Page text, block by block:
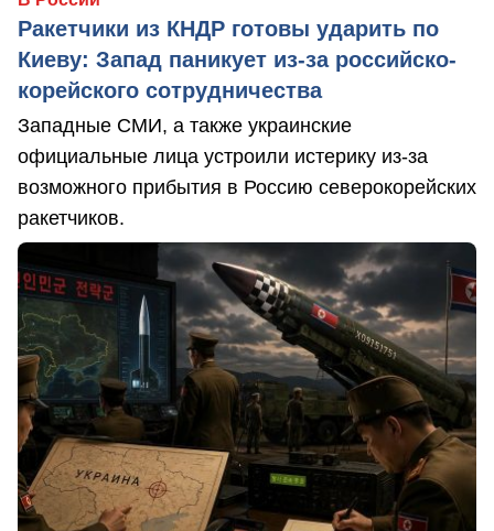
Ракетчики из КНДР готовы ударить по
Киеву: Запад паникует из-за российско-
корейского сотрудничества
Западные СМИ, а также украинские
официальные лица устроили истерику из-за
возможного прибытия в Россию северокорейских
ракетчиков.